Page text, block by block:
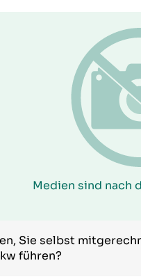
Medien sind nach
Sie selbst
führen?